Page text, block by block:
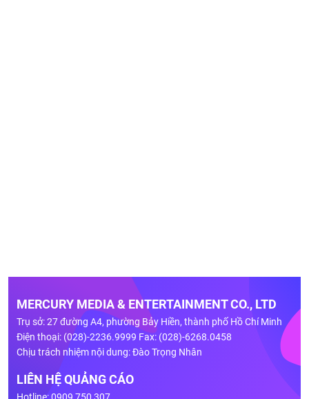
MERCURY MEDIA & ENTERTAINMENT CO., LTD
Trụ sở: 27 đường A4, phường Bảy Hiền, thành phố Hồ Chí Minh
Điện thoại: (028)-2236.9999 Fax: (028)-6268.0458
Chịu trách nhiệm nội dung: Đào Trọng Nhân
LIÊN HỆ QUẢNG CÁO
Hotline: 0909 750 307